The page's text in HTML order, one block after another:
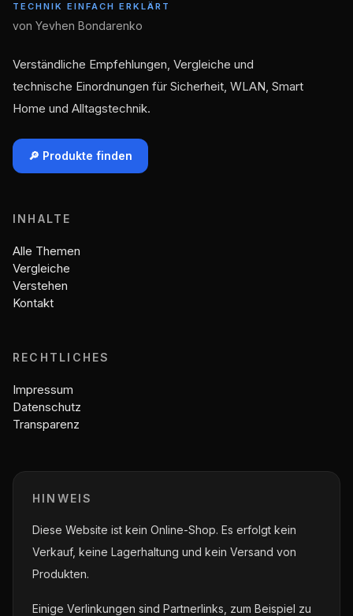
TECHNIK EINFACH ERKLÄRT
von Yevhen Bondarenko
Verständliche Empfehlungen, Vergleiche und
technische Einordnungen für Sicherheit, WLAN, Smart
Home und Alltagstechnik.
🔎 Produkte finden
INHALTE
Alle Themen
Vergleiche
Verstehen
Kontakt
RECHTLICHES
Impressum
Datenschutz
Transparenz
HINWEIS
Diese Website ist kein Online-Shop. Es erfolgt kein
Verkauf, keine Lagerhaltung und kein Versand von
Produkten.
Einige Verlinkungen sind Partnerlinks, zum Beispiel zu